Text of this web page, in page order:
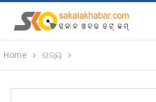
Home ରାଜ୍ୟ